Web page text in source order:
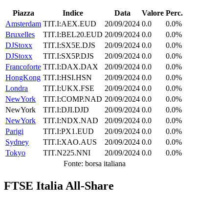
Piazza Indice Data Valore Perc.
Amsterdam TIT.I:AEX.EUD 20/09/2024 0.0
0.0%
Bruxelles
TIT.I:BEL20.EUD 20/09/2024 0.0
0.0%
DJStoxx
TIT.I:SX5E.DJS 20/09/2024 0.0
0.0%
DJStoxx
TIT.I:SX5P.DJS 20/09/2024 0.0
0.0%
Francoforte TIT.I:DAX.DAX 20/09/2024 0.0
0.0%
HongKong TIT.I:HSI.HSN 20/09/2024 0.0
0.0%
Londra
TIT.I:UKX.FSE 20/09/2024 0.0
0.0%
NewYork
TIT.I:COMP.NAD 20/09/2024 0.0
0.0%
NewYork
TIT.I:DJI.DJD 20/09/2024 0.0
0.0%
NewYork
TIT.I:NDX.NAD 20/09/2024 0.0
0.0%
Parigi
TIT.I:PX1.EUD 20/09/2024 0.0
0.0%
Sydney
TIT.I:XAO.AUS 20/09/2024 0.0
0.0%
Tokyo
TIT.N225.NNI 20/09/2024 0.0
0.0%
Fonte: borsa italiana
FTSE Italia All-Share